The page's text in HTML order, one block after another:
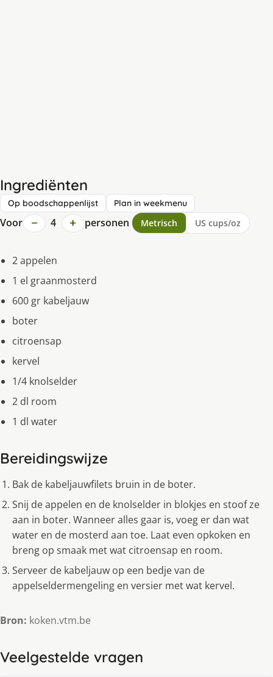
Ingrediënten
Op boodschappenlijst Plan in weekmenu
Voor − 4 + personen Metrisch US cups/oz
2 appelen
1 el graanmosterd
600 gr kabeljauw
boter
citroensap
kervel
1/4 knolselder
2 dl room
1 dl water
Bereidingswijze
Bak de kabeljauwfilets bruin in de boter.
Snij de appelen en de knolselder in blokjes en stoof ze
aan in boter. Wanneer alles gaar is, voeg er dan wat
water en de mosterd aan toe. Laat even opkoken en
breng op smaak met wat citroensap en room.
Serveer de kabeljauw op een bedje van de
appelseldermengeling en versier met wat kervel.
Bron: koken.vtm.be
Veelgestelde vragen